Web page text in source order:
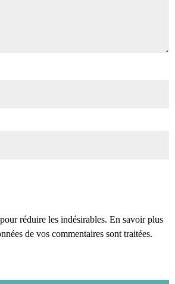
réduire les indésirables. En savoir plus
de vos commentaires sont traitées.